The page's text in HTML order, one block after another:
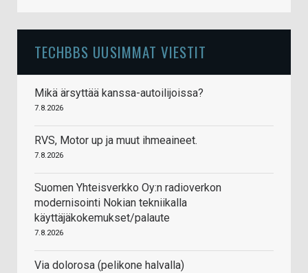
TECHBBS UUSIMMAT VIESTIT
Mikä ärsyttää kanssa-autoilijoissa?
7.8.2026
RVS, Motor up ja muut ihmeaineet.
7.8.2026
Suomen Yhteisverkko Oy:n radioverkon
modernisointi Nokian tekniikalla
käyttäjäkokemukset/palaute
7.8.2026
Via dolorosa (pelikone halvalla)